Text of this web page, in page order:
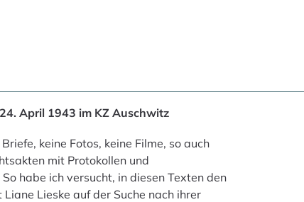
April 1943 im KZ Auschwitz
keine Fotos, keine Filme, so auch
mit Protokollen und
habe ich versucht, in diesen Texten den
Lieske auf der Suche nach ihrer